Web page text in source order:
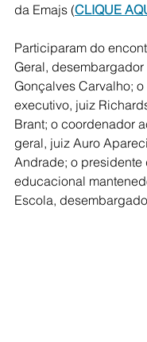
da Emajs (CLIQUE
Participaram do
Geral,
Gonçalves Carvalho;
executivo, juiz
Brant; o coordenador
geral, juiz Auro
Andrade; o
educacional
Escola,